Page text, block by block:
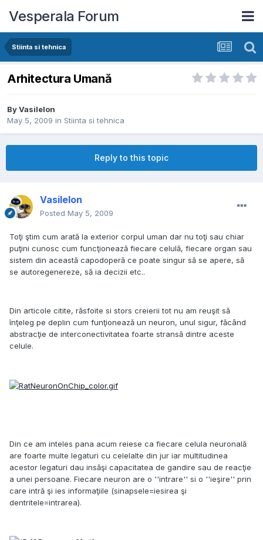
Vesperala Forum
Stiinta si tehnica
Arhitectura Umană
ByVasileIon
May 5, 2009 in Stiinta si tehnica
Reply to this topic
VasileIon
Posted May 5, 2009
Toţi ştim cum arată la exterior corpul uman dar nu toţi sau chiar
puţini cunosc cum funcţionează fiecare celulă, fiecare organ sau
sistem din această capodoperă ce poate singur să se apere, să
se autoregenereze, să ia decizii etc..
Din articole citite, răsfoite si stors creierii tot nu am reuşit să
înţeleg pe deplin cum funţionează un neuron, unul sigur, făcând
abstracţie de interconectivitatea foarte stransă dintre aceste
celule.
Din ce am inteles pana acum reiese ca fiecare celula neuronală
are foarte multe legaturi cu celelalte din jur iar multitudinea
acestor legaturi dau insăşi capacitatea de gandire sau de reacţie
a unei persoane. Fiecare neuron are o ''intrare'' si o ''ieşire'' prin
care intră şi ies informaţiile (sinapsele=iesirea şi
dentritele=intrarea).